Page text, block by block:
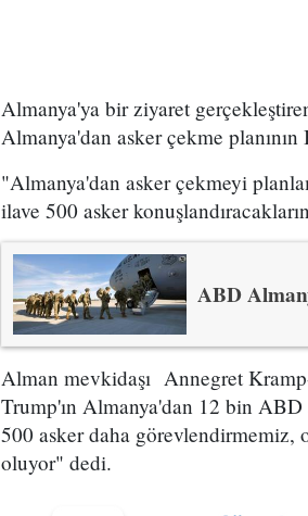
Almanya'ya bir ziyaret
Almanya'dan asker çekme
"Almanya'dan asker çekmeyi
ilave 500 asker
ABD
Alman mevkidaşı Annegret
Trump'ın Almanya'dan 12 bin ABD
500 asker daha görevlendirmemiz,
oluyor" dedi.